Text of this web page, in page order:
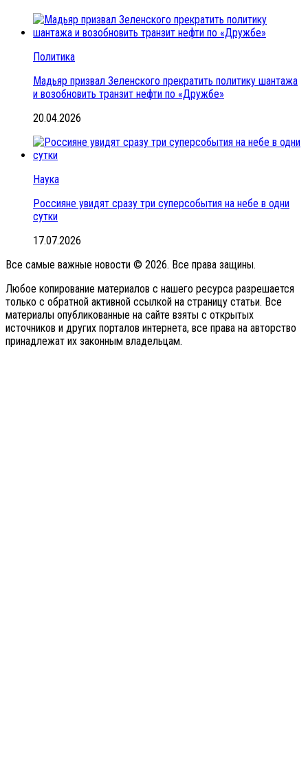
Политика
Мадьяр призвал Зеленского прекратить политику шантажа
и возобновить транзит нефти по «Дружбе»
20.04.2026
Наука
Россияне увидят сразу три суперсобытия на небе в одни
сутки
17.07.2026
Все самые важные новости © 2026. Все права защины.
Любое копирование материалов с нашего ресурса разрешается
только с обратной активной ссылкой на страницу статьи. Все
материалы опубликованные на сайте взяты с открытых
источников и других порталов интернета, все права на авторство
принадлежат их законным владельцам.